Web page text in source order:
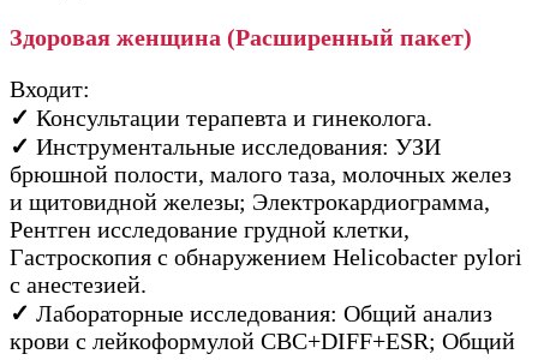
Здоровая женщина (Расширенный пакет)
Входит:
✓ Консультации терапевта и гинеколога.
✓ Инструментальные исследования: УЗИ
брюшной полости, малого таза, молочных желез
и щитовидной железы; Электрокардиограмма,
Рентген исследование грудной клетки,
Гастроскопия с обнаружением Helicobacter pylori
с анестезией.
✓ Лабораторные исследования: Общий анализ
крови с лейкоформулой CBC+DIFF+ESR; Общий